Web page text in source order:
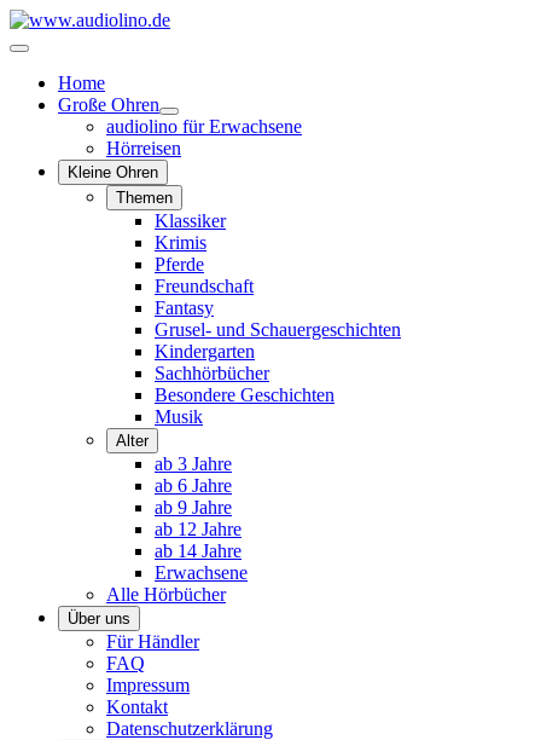
Home
Große Ohren
audiolino für Erwachsene
Hörreisen
Kleine Ohren
Themen
Klassiker
Krimis
Pferde
Freundschaft
Fantasy
Grusel- und Schauergeschichten
Kindergarten
Sachhörbücher
Besondere Geschichten
Musik
Alter
ab 3 Jahre
ab 6 Jahre
ab 9 Jahre
ab 12 Jahre
ab 14 Jahre
Erwachsene
Alle Hörbücher
Über uns
Für Händler
FAQ
Impressum
Kontakt
Datenschutzerklärung